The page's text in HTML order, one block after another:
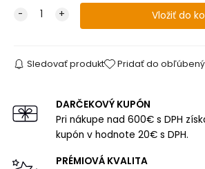
Sledovať produkt Pridať do
DARČEKOVÝ KUPÓN
Pri nákupe nad 600€ s DPH
kupón v hodnote 20€ s DPH.
PRÉMIOVÁ KVALITA